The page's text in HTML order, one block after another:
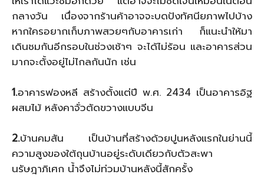
กลางวัน เนื่องจากร้านค้าอาจจะบดปังทัศนียภาพไปบ้าง
หากใครอยากเก็บภาพสวยๆกับอาคารเก่า ก็แนะนำให้มา
เดินชมกันอีกรอบในช่วงเช้าๆ จะได้ไม่ร้อน และอาคารส่วน
มากจะตั้งอยู่ไม่ไกลกันนัก เช่น
1.อาคารฟองหลี สร้างตั้งแต่ปี พ.ศ. 2434 เป็นอาคารอิฐ
ผสมไม้ หลังคาจั่วตัดขวางแบบจีน
2.บ้านคมสัน เป็นบ้านที่สร้างด้วยปูนหลังแรกในย่านนี้
ความสูงของใต้ถุนบ้านอยู่ระดับเดียวกับตัวสะพา
นรัษฎาภิเศก น้ำจึงไม่ท่วมบ้านหลังนี้สักครั้ง